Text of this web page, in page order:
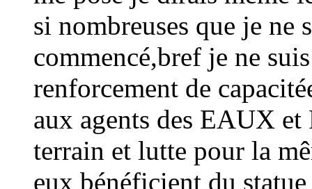
si nombreuses que je ne
commencé,bref je ne
renforcement de
aux agents des EAUX
terrain et lutte pour la
eux bénéficient du